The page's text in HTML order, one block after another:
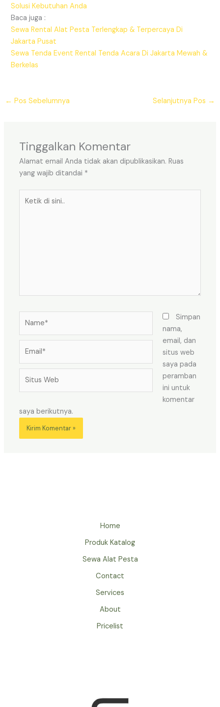
Solusi Kebutuhan Anda
Baca juga :
Sewa Rental Alat Pesta Terlengkap & Terpercaya Di
Jakarta Pusat
Sewa Tenda Event Rental Tenda Acara Di Jakarta Mewah &
Berkelas
← Pos Sebelumnya Selanjutnya Pos →
Tinggalkan Komentar
Alamat email Anda tidak akan dipublikasikan. Ruas
yang wajib ditandai *
Web
Simpan
nama,
email, dan
situs web
saya pada
peramban
ini untuk
komentar
saya berikutnya.
Home
Produk Katalog
Sewa Alat Pesta
Contact
Services
About
Pricelist